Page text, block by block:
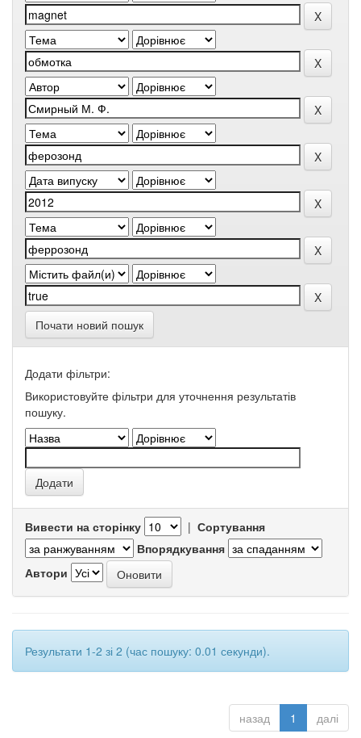
Почати новий пошук
Додати фільтри:
Використовуйте фільтри для уточнення результатів
пошуку.
Вивести на сторінку | Сортування
Впорядкування
Автори
Результати 1-2 зі 2 (час пошуку: 0.01 секунди).
назад 1 далі